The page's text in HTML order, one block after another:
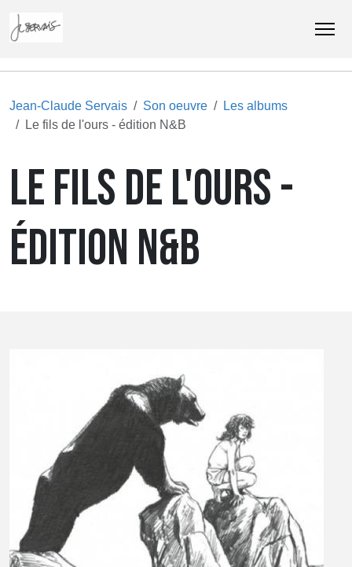
Jean-Claude Servais Son oeuvre
Les albums
Le fils de l'ours - édition N&B
LE FILS DE L'OURS -
ÉDITION N&B